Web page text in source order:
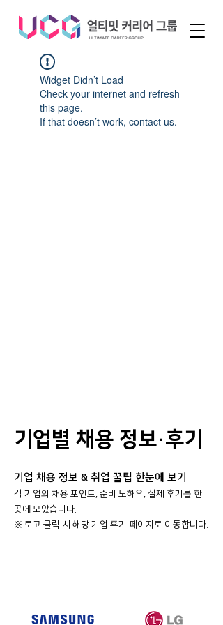
Widget Didn’t Load
Check your internet and refresh
this page.
If that doesn’t work, contact us.
기업별 채용 정보·후기
기업 채용 정보 & 취업 꿀팁 한눈에 보기
각 기업의 채용 포인트, 준비 노하우, 실제 후기를 한
곳에 모았습니다.
​※ 로고 클릭 시 해당 기업 후기 페이지로 이동합니다.